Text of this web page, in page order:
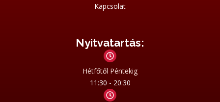
Kapcsolat
Nyitvatartás:
Hétfőtől Péntekig
11:30 - 20:30